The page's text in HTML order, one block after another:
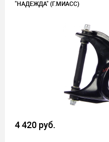
"НАДЕЖДА" (Г.МИАСС)
4 420 руб.